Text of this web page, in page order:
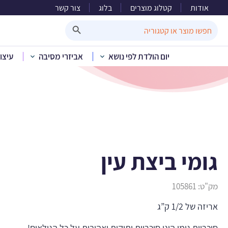
אודות קטלוג מוצרים בלוג צור קשר
for:
יום הולדת לפי נושא אביזרי מסיבה
בית»קטלוג
גומי ביצת עין
מק"ט: 105861
אריזה של 1/2 ק”ג